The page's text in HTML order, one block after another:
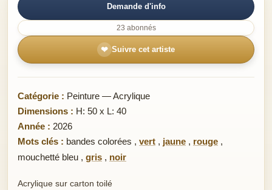
Demande d'info
23 abonnés
❤ Suivre cet artiste
Catégorie : Peinture — Acrylique
Dimensions : H: 50 x L: 40
Année : 2026
Mots clés : bandes colorées , vert , jaune , rouge ,
mouchetté bleu , gris , noir
Acrylique sur carton toilé